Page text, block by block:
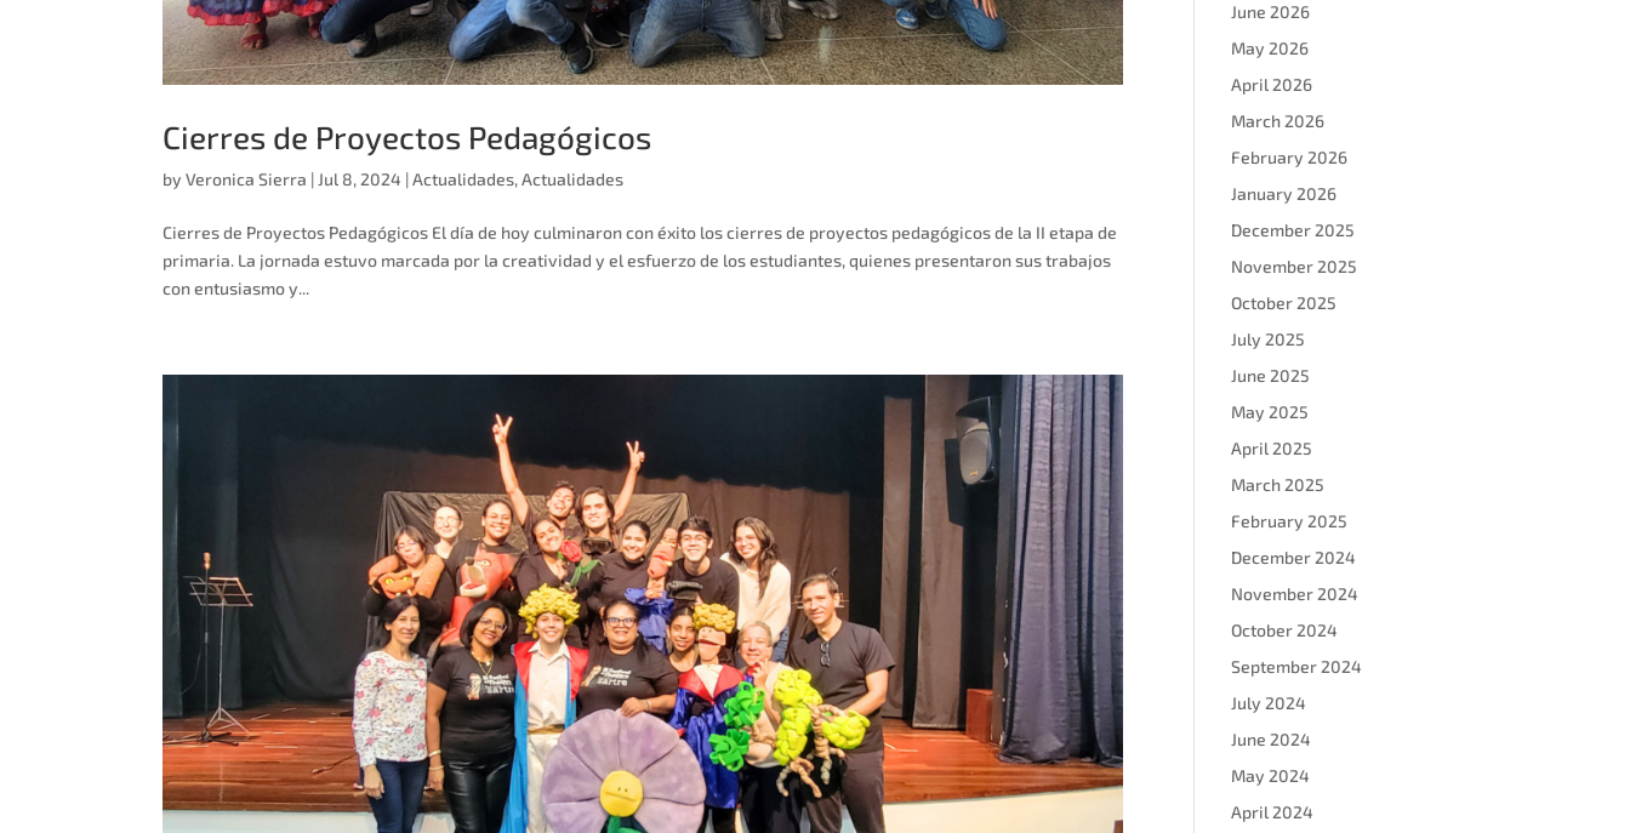
Cierres de Proyectos Pedagógicos
byVeronica Sierra | Jul 8, 2024 |Actualidades,Actualidades
Cierres de Proyectos Pedagógicos El día de hoy culminaron con éxito los cierres de proyectos pedagógicos de la II etapa de
primaria. La jornada estuvo marcada por la creatividad y el esfuerzo de los estudiantes, quienes presentaron sus trabajos
con entusiasmo y...
June 2026
May 2026
April 2026
March 2026
February 2026
January 2026
December 2025
November 2025
October 2025
July 2025
June 2025
May 2025
April 2025
March 2025
February 2025
December 2024
November 2024
October 2024
September 2024
July 2024
June 2024
May 2024
April 2024